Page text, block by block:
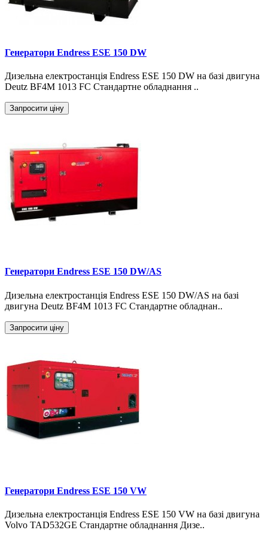
Генератори Endress ESE 150 DW
Дизельна електростанція Endress ESE 150 DW на базі двигуна
Deutz BF4M 1013 FC Стандартне обладнання ..
Запросити ціну
Генератори Endress ESE 150 DW/AS
Дизельна електростанція Endress ESE 150 DW/AS на базі
двигуна Deutz BF4M 1013 FC Стандартне обладнан..
Запросити ціну
Генератори Endress ESE 150 VW
Дизельна електростанція Endress ESE 150 VW на базі двигуна
Volvo TAD532GE Стандартне обладнання Дизе..